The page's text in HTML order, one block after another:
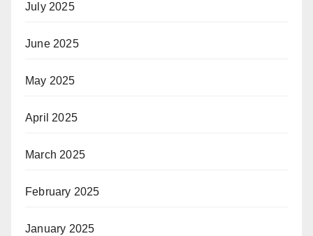
July 2025
June 2025
May 2025
April 2025
March 2025
February 2025
January 2025